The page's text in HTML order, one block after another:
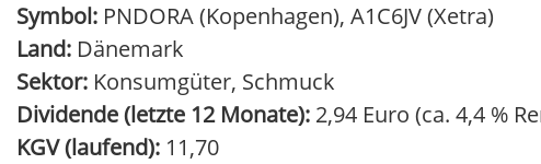
Symbol: PNDORA (Kopenhagen), A1C6JV (Xetra)
Land: Dänemark
Sektor: Konsumgüter, Schmuck
Dividende (letzte 12 Monate): 2,94 Euro (ca. 4,4 %
KGV (laufend): 11,70